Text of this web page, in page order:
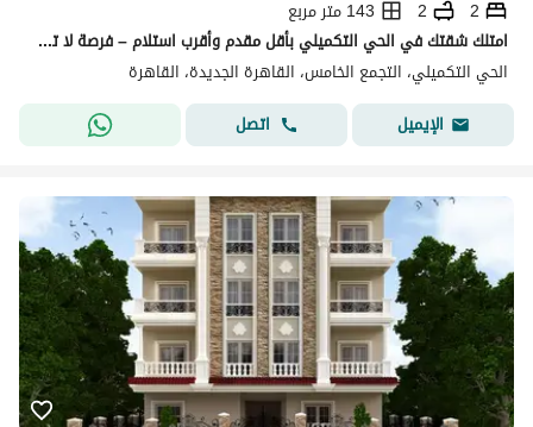
2
2
143 متر مربع
امتلك شقتك في الحي التكميلي بأقل مقدم وأقرب استلام – فرصة لا تفوت!
الحي التكميلي، التجمع الخامس، القاهرة الجديدة، القاهرة
الإيميل
اتصل